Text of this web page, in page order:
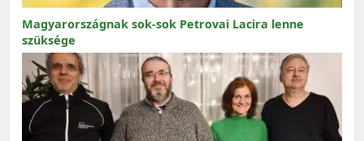
Magyarországnak sok-sok Petrovai Lacira lenne
szüksége